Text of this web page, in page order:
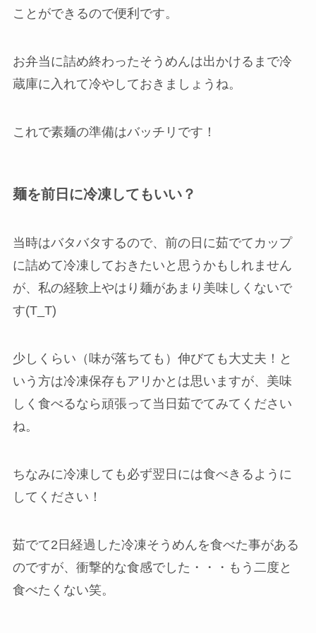
ことができるので便利です。
お弁当に詰め終わったそうめんは出かけるまで冷
蔵庫に入れて冷やしておきましょうね。
これで素麺の準備はバッチリです！
麺を前日に冷凍してもいい？
当時はバタバタするので、前の日に茹でてカップ
に詰めて冷凍しておきたいと思うかもしれません
が、私の経験上やはり麺があまり美味しくないで
す(T_T)
少しくらい（味が落ちても）伸びても大丈夫！と
いう方は冷凍保存もアリかとは思いますが、美味
しく食べるなら頑張って当日茹でてみてください
ね。
ちなみに冷凍しても必ず翌日には食べきるように
してください！
茹でて2日経過した冷凍そうめんを食べた事がある
のですが、衝撃的な食感でした・・・もう二度と
食べたくない笑。